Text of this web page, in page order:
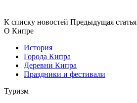
К списку новостей Предыдущая статья
О Кипре
История
Города Кипра
Деревни Кипра
Праздники и фестивали
Туризм